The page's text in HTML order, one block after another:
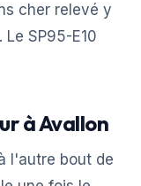
cher relevé y
SP95-E10
à Avallon
l'autre bout de